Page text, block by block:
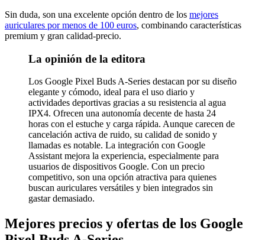
Sin duda, son una excelente opción dentro de los mejores
auriculares por menos de 100 euros, combinando características
premium y gran calidad-precio.
La opinión de la editora
Los Google Pixel Buds A-Series destacan por su diseño
elegante y cómodo, ideal para el uso diario y
actividades deportivas gracias a su resistencia al agua
IPX4. Ofrecen una autonomía decente de hasta 24
horas con el estuche y carga rápida. Aunque carecen de
cancelación activa de ruido, su calidad de sonido y
llamadas es notable. La integración con Google
Assistant mejora la experiencia, especialmente para
usuarios de dispositivos Google. Con un precio
competitivo, son una opción atractiva para quienes
buscan auriculares versátiles y bien integrados sin
gastar demasiado.
Mejores precios y ofertas de los Google